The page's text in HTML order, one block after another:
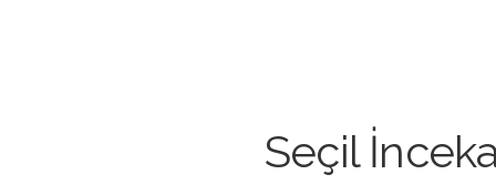
Seçil